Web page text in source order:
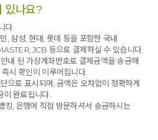
아이의 친한 친구를 모르고 있다는
었다.
나랑 잘 맞는다고 생각하는 친구
친한 친구라고 생각해?’
고민을 이야기할 수 있을 만큼
슨 얘기를 해도 장난을 쳐도 언제나
있나요?
다.
, 삼성, 현대, 롯데 등을 포함한 국내
JCB 등으로 결제하실 수 있습니다.
내 된 가상계좌번호로 결제금액을 송금해
시 확인이 이루어집니다.
으로 표시되며, 금액은 오차없이 정확하게
완료됩니다.
킹, 은행에 직접 방문하셔서 송금하시는